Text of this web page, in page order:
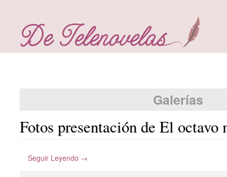
Galerías
Fotos presentación de El octavo
Seguir Leyendo →